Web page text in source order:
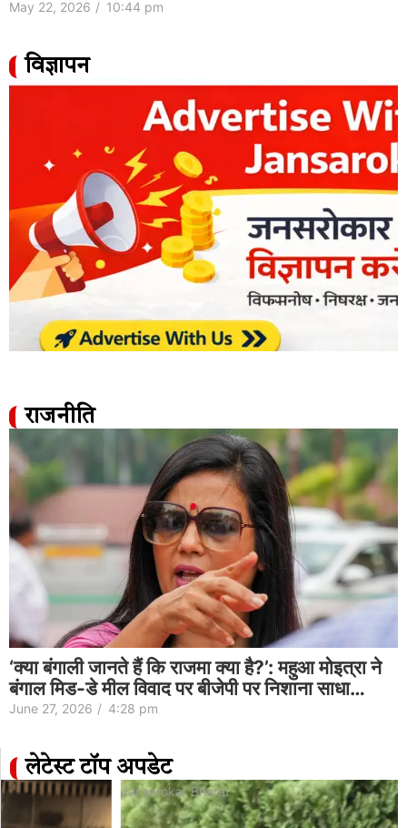
May 22, 2026 / 10:44 pm
विज्ञापन
राजनीति
‘क्या बंगाली जानते हैं कि राजमा क्या है?’: महुआ मोइत्रा ने
बंगाल मिड-डे मील विवाद पर बीजेपी पर निशाना साधा…
June 27, 2026 / 4:28 pm
लेटेस्ट टॉप अपडेट
Jansarokar Bharat